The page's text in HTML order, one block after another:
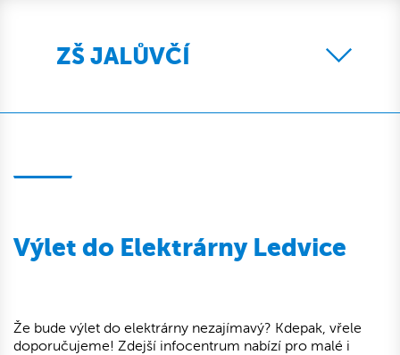
ZŠ JALŮVČÍ
Výlet do Elektrárny Ledvice
Že bude výlet do elektrárny nezajímavý? Kdepak, vřele
doporučujeme! Zdejší infocentrum nabízí pro malé i